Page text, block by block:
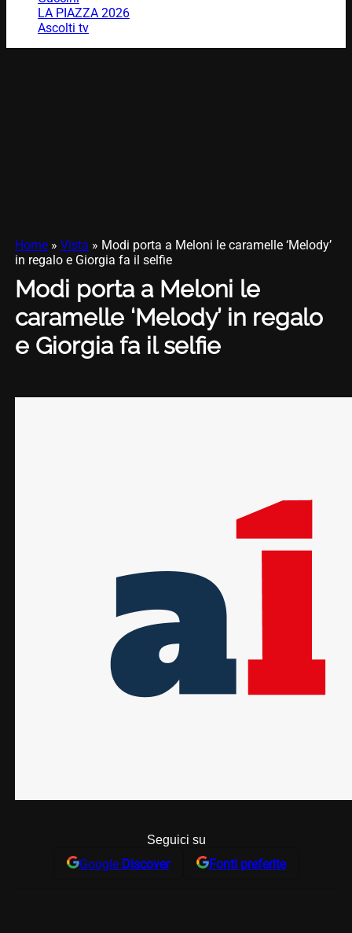
LA PIAZZA 2026
Ascolti tv
Home» Vista » Modi porta a Meloni le caramelle ‘Melody’
in regalo e Giorgia fa il selfie
Modi porta a Meloni le
caramelle ‘Melody’ in regalo
e Giorgia fa il selfie
Seguici su
Google Discover Fonti preferite